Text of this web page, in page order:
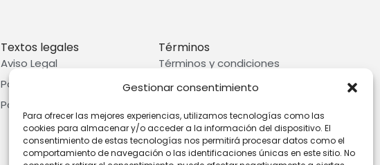
Gestionar consentimiento
Para ofrecer las mejores experiencias, utilizamos tecnologías como las
cookies para almacenar y/o acceder a la información del dispositivo. El
consentimiento de estas tecnologías nos permitirá procesar datos como el
comportamiento de navegación o las identificaciones únicas en este sitio. No
Textos legales
Aviso Legal
Política de privacidad
Política de cookies
Términos
Términos y condiciones
Preguntas frecuentes